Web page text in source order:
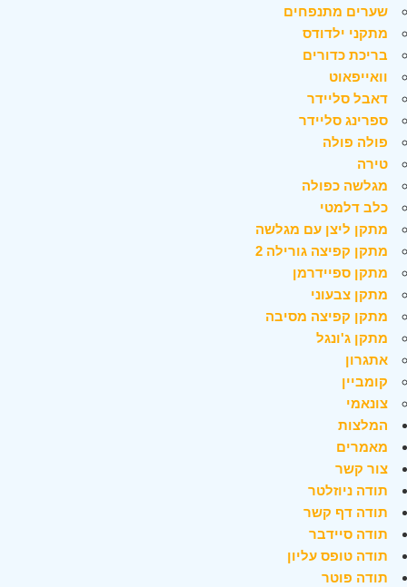
שערים מתנפחים
מתקני ילדודס
בריכת כדורים
וואייפאוט
דאבל סליידר
ספרינג סליידר
פולה פולה
טירה
מגלשה כפולה
כלב דלמטי
מתקן ליצן עם מגלשה
מתקן קפיצה גורילה 2
מתקן ספיידרמן
מתקן צבעוני
מתקן קפיצה מסיבה
מתקן ג'ונגל
אתגרון
קומביין
צונאמי
המלצות
מאמרים
צור קשר
תודה ניוזלטר
תודה דף קשר
תודה סיידבר
תודה טופס עליון
תודה פוטר